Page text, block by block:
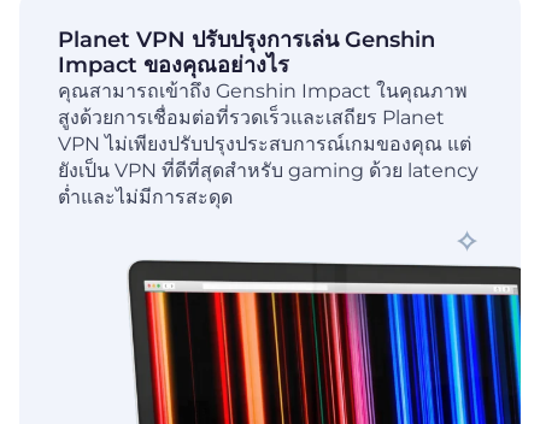
Planet VPN ปรับปรุงการเล่น Genshin
Impact ของคุณอย่างไร
คุณสามารถเข้าถึง Genshin Impact ในคุณภาพ
สูงด้วยการเชื่อมต่อที่รวดเร็วและเสถียร Planet
VPN ไม่เพียงปรับปรุงประสบการณ์เกมของคุณ แต่
ยังเป็น VPN ที่ดีที่สุดสำหรับ gaming ด้วย latency
ต่ำและไม่มีการสะดุด